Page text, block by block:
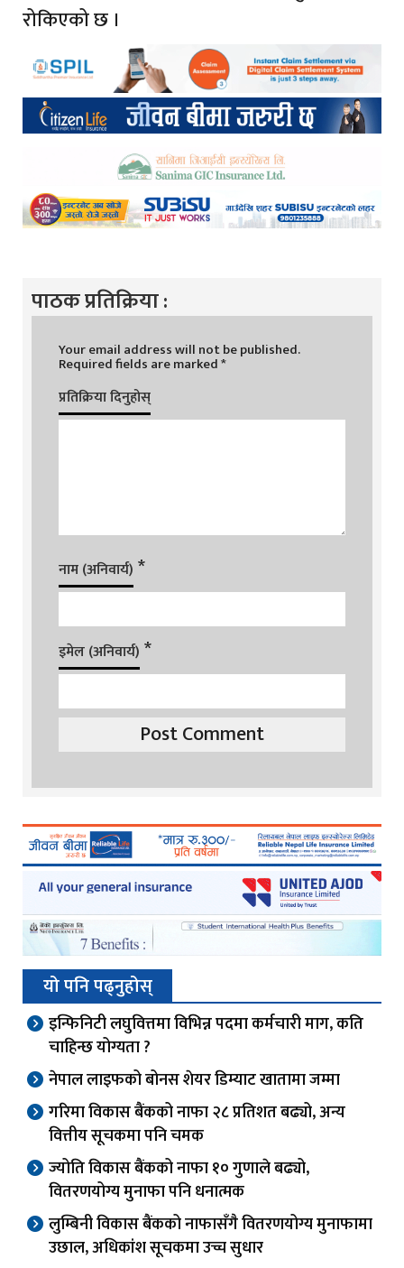
रोकिएको छ ।
पाठक प्रतिक्रिया :
Your email address will not be published.
Required fields are marked*
प्रतिक्रिया दिनुहोस्
नाम (अनिवार्य) *
इमेल (अनिवार्य) *
यो पनि पढ्नुहोस्
इन्फिनिटी लघुवित्तमा विभिन्न पदमा कर्मचारी माग, कति
चाहिन्छ योग्यता ?
नेपाल लाइफको बोनस शेयर डिम्याट खातामा जम्मा
गरिमा विकास बैंकको नाफा २८ प्रतिशत बढ्यो, अन्य
वित्तीय सूचकमा पनि चमक
ज्योति विकास बैंकको नाफा १० गुणाले बढ्यो,
वितरणयोग्य मुनाफा पनि धनात्मक
लुम्बिनी विकास बैंकको नाफासँगै वितरणयोग्य मुनाफामा
उछाल, अधिकांश सूचकमा उच्च सुधार